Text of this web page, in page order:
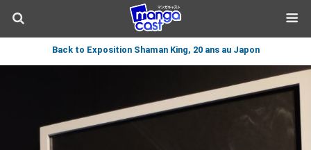
Back to Exposition Shaman King, 20 ans au Japon